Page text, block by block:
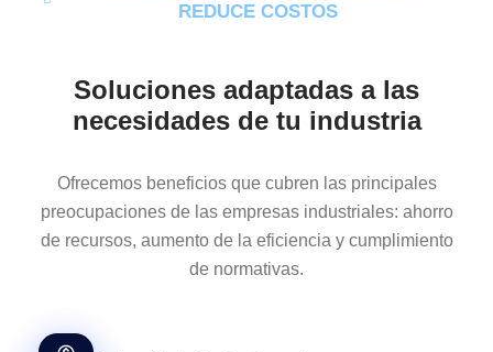
REDUCE COSTOS
Soluciones adaptadas a las
necesidades de tu industria
Ofrecemos beneficios que cubren las principales
preocupaciones de las empresas industriales: ahorro
de recursos, aumento de la eficiencia y cumplimiento
de normativas.